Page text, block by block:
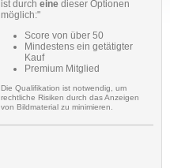
ist durch eine dieser Optionen
möglich:"
Score von über 50
Mindestens ein getätigter
Kauf
Premium Mitglied
Die Qualifikation ist notwendig, um
rechtliche Risiken durch das Anzeigen
von Bildmaterial zu minimieren.